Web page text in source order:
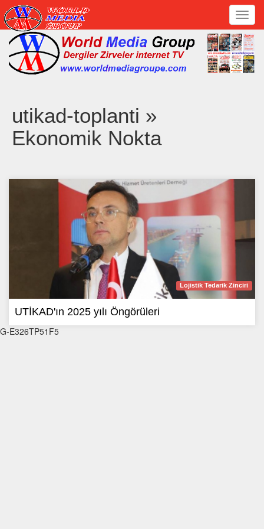
utikad-toplanti »
Ekonomik Nokta
Lojistik Tedarik Zinciri
UTİKAD'ın 2025 yılı Öngörüleri
G-E326TP51F5